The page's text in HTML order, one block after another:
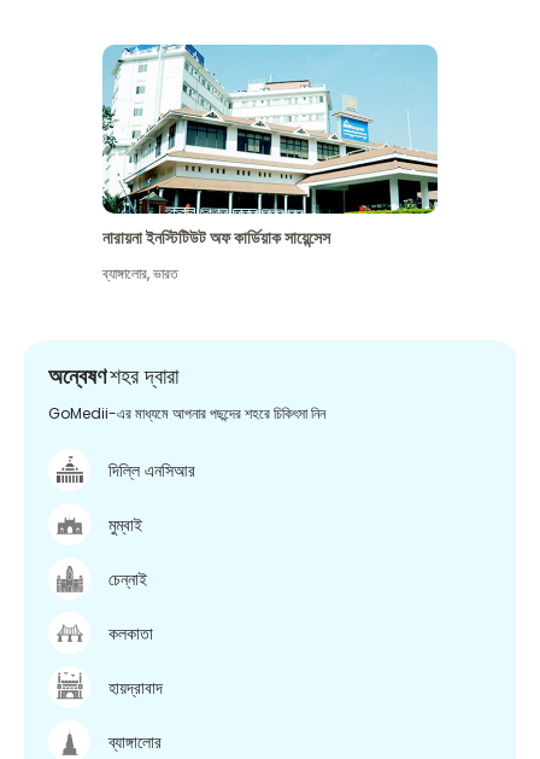
নারায়না ইনস্টিটিউট অফ কার্ডিয়াক সায়েন্সেস
ব্যাঙ্গালোর,ভারত
অন্বেষণশহর দ্বারা
GoMedii-এর মাধ্যমে আপনার পছন্দের শহরে চিকিৎসা নিন
দিল্লি এনসিআর
মুম্বাই
চেন্নাই
কলকাতা
হায়দ্রাবাদ
ব্যাঙ্গালোর